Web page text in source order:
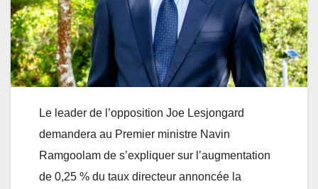
Le leader de l’opposition Joe Lesjongard
demandera au Premier ministre Navin
Ramgoolam de s’expliquer sur l’augmentation
de 0,25 % du taux directeur annoncée la